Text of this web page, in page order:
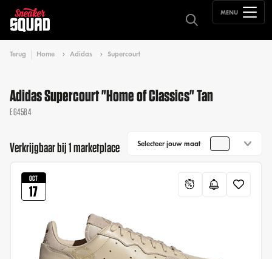
MENU
Terug Home Adidas Supercourt
Adidas Supercourt "Home of Classics" Tan
EG4584
Verkrijgbaar bij 1 marketplace Selecteer jouw maat
OCT
17